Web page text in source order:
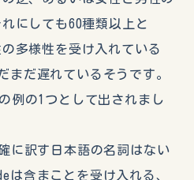
にしても60種類以上と
多様性を受け入れている
まだ遅れているそうです。
例の1つとして出されまし
訳す日本語の名詞はない
含まことを受け入れる、